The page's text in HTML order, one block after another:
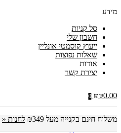
מידע
סל קניות
חשבון שלי
ייעוץ קוסמטי אונליין
שאלות נפוצות
אודות
יצירת קשר
₪0.00
0
משלוח חינם בקנייה מעל ₪349 לחנות «